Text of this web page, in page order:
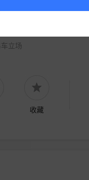
立场
收藏